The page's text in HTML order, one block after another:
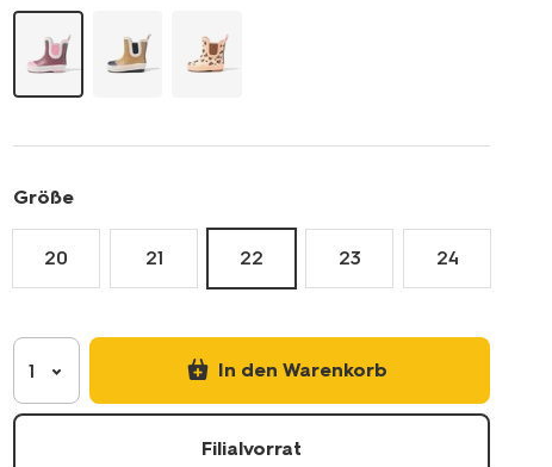
Größe
20 21 22 23 24
1 In den Warenkorb
Filialvorrat